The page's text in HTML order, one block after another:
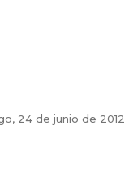
24 de junio de 2012